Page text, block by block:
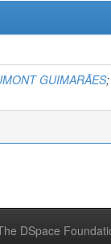
GUIMARÃES;
DSpace